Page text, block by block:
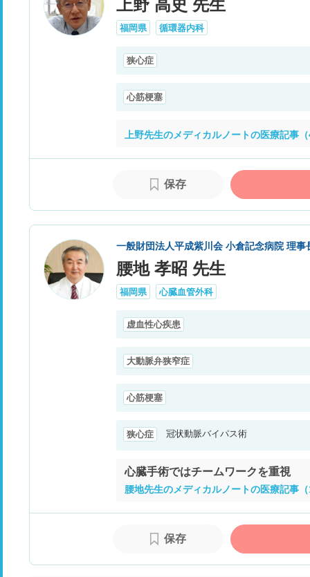
上野 高史 先生
福岡県 循環器内科
狭心症
心筋梗塞
上野先生のメディカルノートの医療記事
保存
一般財団法人平成紫川会 小倉記念病院 理事
腰地 孝昭 先生
福岡県 心臓血管外科
虚血性心疾患
大動脈弁狭窄症
心筋梗塞
狭心症 冠状動脈バイパス術
心臓手術ではチームワークを重視
腰地先生のメディカルノートの医療記事
保存